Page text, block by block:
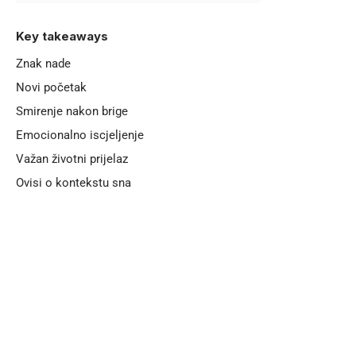
Key takeaways
Znak nade
Novi početak
Smirenje nakon brige
Emocionalno iscjeljenje
Važan životni prijelaz
Ovisi o kontekstu sna